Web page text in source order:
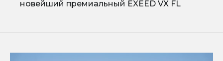
новейший премиальный EXEED VX FL